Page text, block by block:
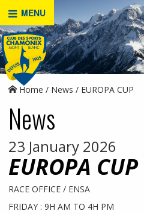
MENU
Home News EUROPA CUP
News
23 January 2026
EUROPA CUP
RACE OFFICE / ENSA
FRIDAY : 9H AM TO 4H PM